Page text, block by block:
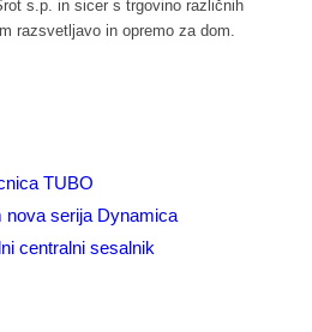
s.p. in sicer s trgovino različnih
razsvetljavo in opremo za dom.
TUBO
nova serija Dynamica
centralni sesalnik